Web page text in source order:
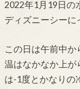
2022年1月19日の
ディズニーシーに
この日は午前中
温はなかなか上が
は-1度とかなりの